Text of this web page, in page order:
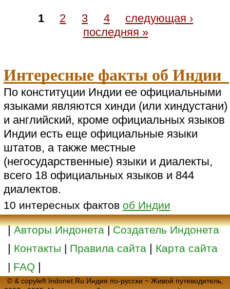
1
2 3 4
следующая ›
последняя »
Интересные факты об Индии
По конституции Индии ее официальными
языками являются хинди (или хиндустани)
и английский, кроме официальных языков
Индии есть еще официальные языки
штатов, а также местные
(негосударственные) языки и диалекты,
всего 18 официальных языков и 844
диалектов.
10 интересных фактов об Индии
|Авторы Индонета|Создатель Индонета
| Контакты | Правила сайта | Карта сайта
| FAQ |
© & copyleft Indonet.Ru Индия по-русски ~ Живой путеводитель,